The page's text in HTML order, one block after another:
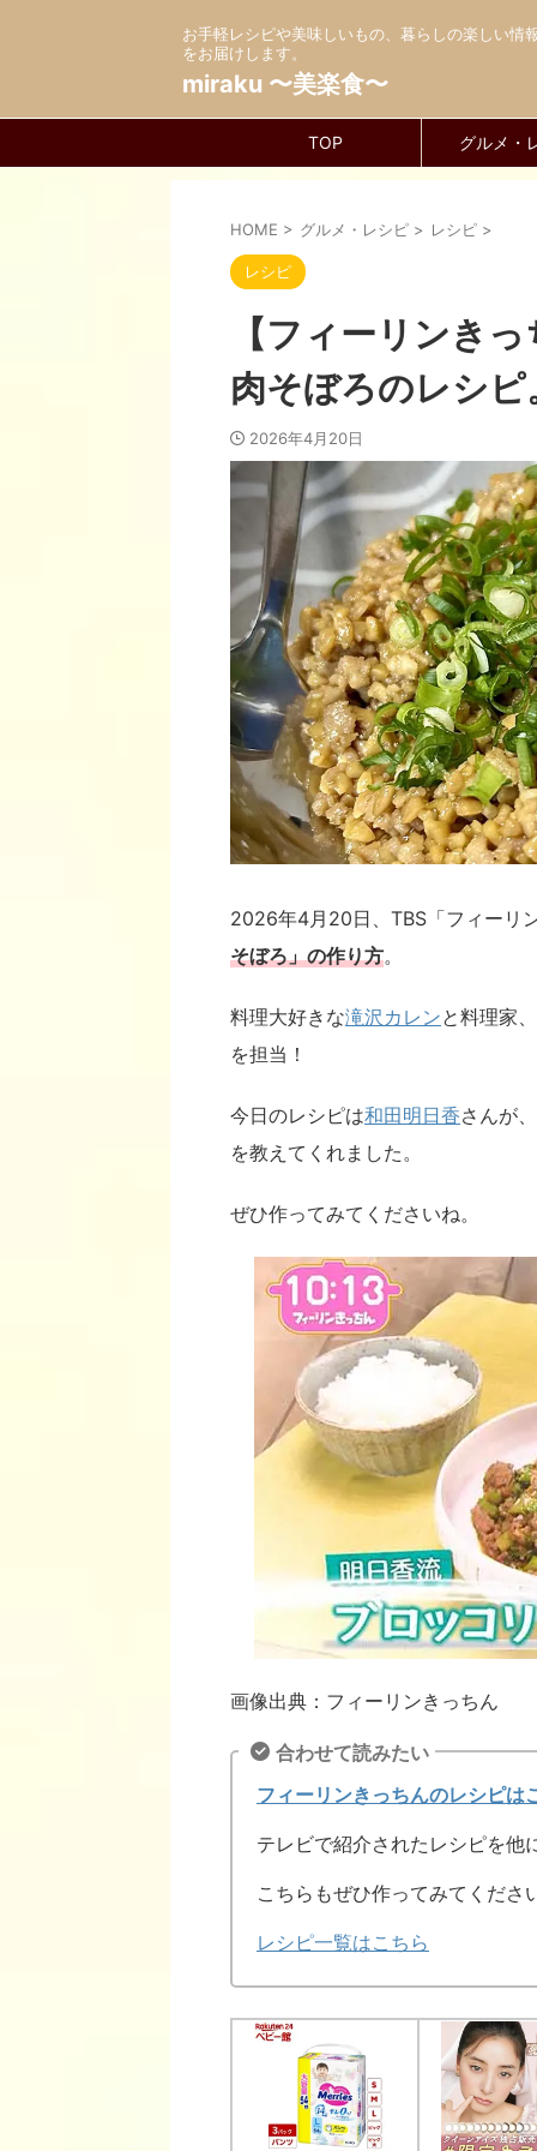
お手軽レシピや美味しいもの、暮らしの楽しい情
をお届けします。
miraku 〜美楽食〜
TOP グルメ・
HOME > グルメ・レシピ > レシピ >
レシピ
【フィーリンき
肉そぼろのレシ
2026年4月20日
2026年4月20日、TBS「フィーリ
そぼろ」の作り方。
料理大好きな滝沢カレンと料理家
を担当！
今日のレシピは和田明日香さんが
を教えてくれました。
ぜひ作ってみてくださいね。
画像出典：フィーリンきっちん
合わせて読みたい
フィーリンきっちんのレシピは
テレビで紹介されたレシピを他
こちらもぜひ作ってみてくださ
レシピ一覧はこちら